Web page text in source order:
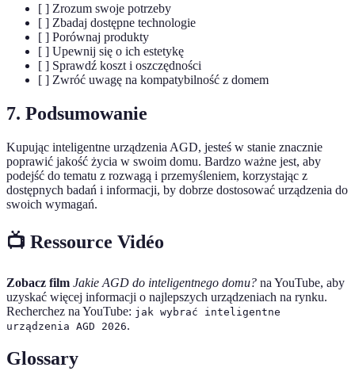
[ ] Zrozum swoje potrzeby
[ ] Zbadaj dostępne technologie
[ ] Porównaj produkty
[ ] Upewnij się o ich estetykę
[ ] Sprawdź koszt i oszczędności
[ ] Zwróć uwagę na kompatybilność z domem
7. Podsumowanie
Kupując inteligentne urządzenia AGD, jesteś w stanie znacznie
poprawić jakość życia w swoim domu. Bardzo ważne jest, aby
podejść do tematu z rozwagą i przemyśleniem, korzystając z
dostępnych badań i informacji, by dobrze dostosować urządzenia do
swoich wymagań.
📺 Ressource Vidéo
Zobacz film Jakie AGD do inteligentnego domu? na YouTube, aby
uzyskać więcej informacji o najlepszych urządzeniach na rynku.
Recherchez na YouTube: jak wybrać inteligentne
urządzenia AGD 2026.
Glossary